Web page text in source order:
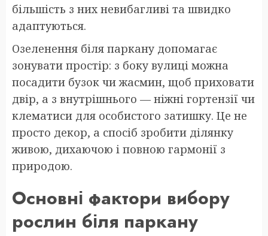
більшість з них невибагливі та швидко
адаптуються.
Озеленення біля паркану допомагає
зонувати простір: з боку вулиці можна
посадити бузок чи жасмин, щоб приховати
двір, а з внутрішнього — ніжні гортензії чи
клематиси для особистого затишку. Це не
просто декор, а спосіб зробити ділянку
живою, дихаючою і повною гармонії з
природою.
Основні фактори вибору
рослин біля паркану